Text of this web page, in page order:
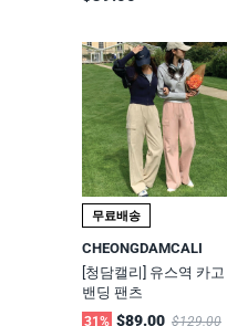
무료배송
CHEONGDAMCALI
[청담캘리] 유스역 카고
밴딩 팬츠
31% $89.00 $129.00